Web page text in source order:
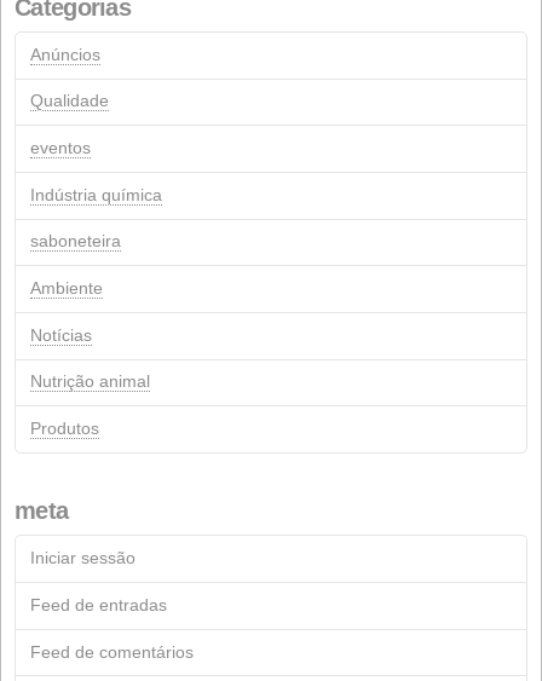
Maio 2021
Março 2021
Outubro 2020
Junho 2020
Fevereiro 2020
Novembro 2019
Outubro 2019
Março 2019
Janeiro 2019
Julho 2018